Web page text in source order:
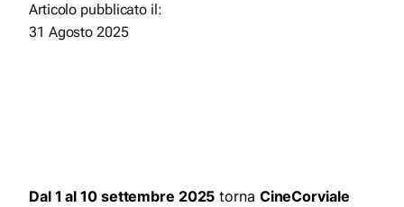
Articolo pubblicato il:
31 Agosto 2025
Dal 1 al 10 settembre 2025 torna CineCorviale